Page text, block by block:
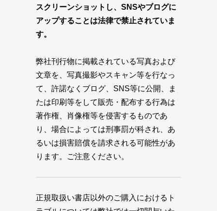
スクリーンショットし、SNSやブログに
アップすることは法律で禁止されていま
す。
弊社刊行物に掲載されている写真および
文章を、写真撮影やスキャン等を行なっ
て、許諾なくブログ、SNS等に公開、ま
たは印刷等をして販売・配布する行為は
著作権、肖像権等を侵害するものであ
り、場合によっては刑事罰が科され、あ
るいは損害賠償を請求される可能性があ
ります。ご注意ください。
正規取扱い書店以外のご購入におけるト